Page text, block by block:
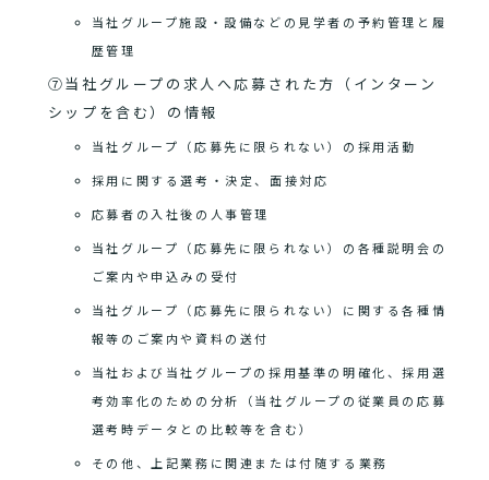
当社グループ施設・設備などの見学者の予約管理と履
歴管理
⑦当社グループの求人へ応募された方（インターン
シップを含む）の情報
当社グループ（応募先に限られない）の採用活動
採用に関する選考・決定、面接対応
応募者の入社後の人事管理
当社グループ（応募先に限られない）の各種説明会の
ご案内や申込みの受付
当社グループ（応募先に限られない）に関する各種情
報等のご案内や資料の送付
当社および当社グループの採用基準の明確化、採用選
考効率化のための分析（当社グループの従業員の応募
選考時データとの比較等を含む）
その他、上記業務に関連または付随する業務